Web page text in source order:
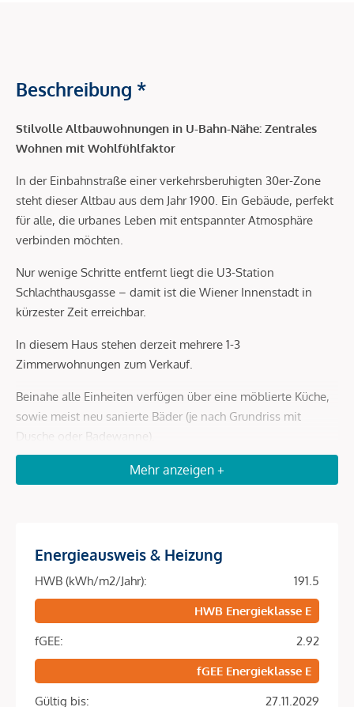
Beschreibung *
Stilvolle Altbauwohnungen in U-Bahn-Nähe: Zentrales
Wohnen mit Wohlfühlfaktor
In der Einbahnstraße einer verkehrsberuhigten 30er-Zone
steht dieser Altbau aus dem Jahr 1900. Ein Gebäude, perfekt
für alle, die urbanes Leben mit entspannter Atmosphäre
verbinden möchten.
Nur wenige Schritte entfernt liegt die U3-Station
Schlachthausgasse – damit ist die Wiener Innenstadt in
kürzester Zeit erreichbar.
In diesem Haus stehen derzeit mehrere 1-3
Zimmerwohnungen zum Verkauf.
Beinahe alle Einheiten verfügen über eine möblierte Küche,
sowie meist neu sanierte Bäder (je nach Grundriss mit
Dusche oder Badewanne).
Besonders hervorzuheben ist die außergewöhnlich ruhige
Wohnatmosphäre, von der in dieser Gasse nicht nur die
Verkäufer verpflichtet, bis spätestens 2028 einen solchen
zu errichten.
Weiters wurde die Genehmigung zur Errichtung von
Mehr anzeigen +
Energieausweis & Heizung
HWB (kWh/m2/Jahr):
191.5
HWB Energieklasse E
fGEE:
2.92
fGEE Energieklasse E
Gültig bis:
27.11.2029